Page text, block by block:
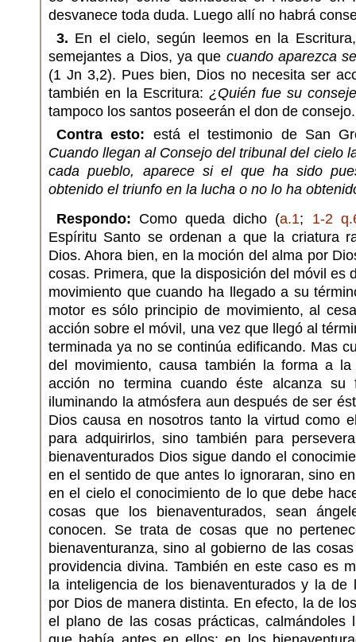
desvanece toda duda. Luego allí no habrá
3. En el cielo, según leemos en la
semejantes a Dios, ya que cuando aparezca
(1 Jn 3,2). Pues bien, Dios no necesita ser
también en la Escritura: ¿Quién fue su
tampoco los santos poseerán el don de consejo.
Contra esto: está el testimonio de San
Cuando llegan al Consejo del tribunal del cielo
cada pueblo, aparece si el que ha sido
obtenido el triunfo en la lucha o no lo ha
Respondo: Como queda dicho (a.1; 1-2
Espíritu Santo se ordenan a que la criatura
Dios. Ahora bien, en la moción del alma por
cosas. Primera, que la disposición del móvil es
movimiento que cuando ha llegado a su
motor es sólo principio de movimiento, al
acción sobre el móvil, una vez que llegó al
terminada ya no se continúa edificando. Mas
del movimiento, causa también la forma a
acción no termina cuando éste alcanza su
iluminando la atmósfera aun después de ser
Dios causa en nosotros tanto la virtud como
para adquirirlos, sino también para
bienaventurados Dios sigue dando el
en el sentido de que antes lo ignoraran, sino
en el cielo el conocimiento de lo que debe
cosas que los bienaventurados, sean
conocen. Se trata de cosas que no
bienaventuranza, sino al gobierno de las
providencia divina. También en este caso es
la inteligencia de los bienaventurados y la de
por Dios de manera distinta. En efecto, la de
el plano de las cosas prácticas, calmándoles